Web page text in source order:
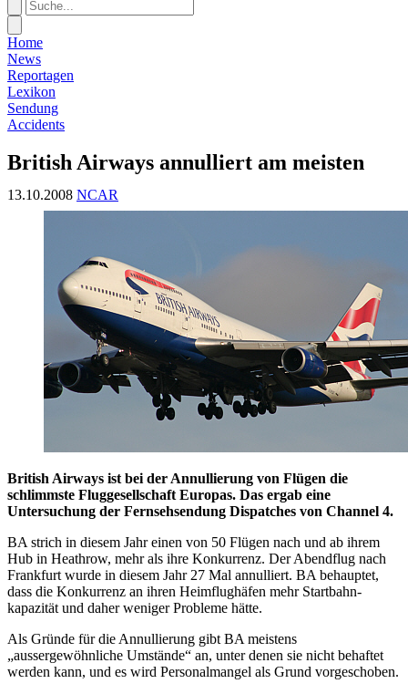
Home
News
Reportagen
Lexikon
Sendung
Accidents
British Airways annulliert am meisten
13.10.2008 NCAR
British Airways ist bei der Annullierung von Flügen die
schlimmste Fluggesellschaft Europas. Das ergab eine
Untersuchung der Fernsehsendung Dispatches von Channel 4.
BA strich in diesem Jahr einen von 50 Flügen nach und ab ihrem
Hub in Heathrow, mehr als ihre Konkurrenz. Der Abendflug nach
Frankfurt wurde in diesem Jahr 27 Mal annulliert. BA behauptet,
dass die Konkurrenz an ihren Heimflughäfen mehr Startbahn-
kapazität und daher weniger Probleme hätte.
Als Gründe für die Annullierung gibt BA meistens
„aussergewöhnliche Umstände“ an, unter denen sie nicht behaftet
werden kann, und es wird Personalmangel als Grund vorgeschoben.